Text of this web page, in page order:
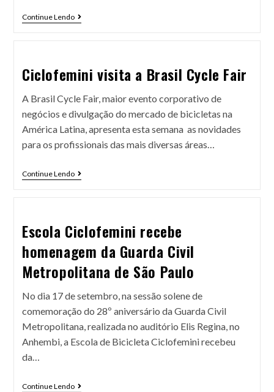
Continue Lendo
Ciclofemini visita a Brasil Cycle Fair
A Brasil Cycle Fair, maior evento corporativo de
negócios e divulgação do mercado de bicicletas na
América Latina, apresenta esta semana as novidades
para os profissionais das mais diversas áreas…
Continue Lendo
Escola Ciclofemini recebe
homenagem da Guarda Civil
Metropolitana de São Paulo
No dia 17 de setembro, na sessão solene de
comemoração do 28º aniversário da Guarda Civil
Metropolitana, realizada no auditório Elis Regina, no
Anhembi, a Escola de Bicicleta Ciclofemini recebeu
da…
Continue Lendo